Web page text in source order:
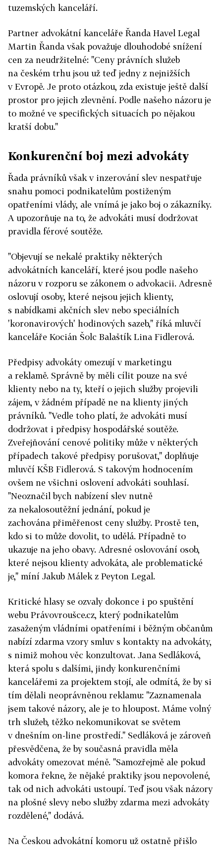
tuzemských kanceláří.
Partner advokátní kanceláře Řanda Havel Legal
Martin Řanda však považuje dlouhodobé snížení
cen za neudržitelné: "Ceny právních služeb
na českém trhu jsou už teď jedny z nejnižších
v Evropě. Je proto otázkou, zda existuje ještě další
prostor pro jejich zlevnění. Podle našeho názoru je
to možné ve specifických situacích po nějakou
kratší dobu."
Konkurenční boj mezi advokáty
Řada právníků však v inzerování slev nespatřuje
snahu pomoci podnikatelům postiženým
opatřeními vlády, ale vnímá je jako boj o zákazníky.
A upozorňuje na to, že advokáti musí dodržovat
pravidla férové soutěže.
"Objevují se nekalé praktiky některých
advokátních kanceláří, které jsou podle našeho
názoru v rozporu se zákonem o advokacii. Adresně
oslovují osoby, které nejsou jejich klienty,
s nabídkami akčních slev nebo speciálních
'koronavirových' hodinových sazeb," říká mluvčí
kanceláře Kocián Šolc Balaštík Lina Fidlerová.
Předpisy advokáty omezují v marketingu
a reklamě. Správně by měli cílit pouze na své
klienty nebo na ty, kteří o jejich služby projevili
zájem, v žádném případě ne na klienty jiných
právníků. "Vedle toho platí, že advokáti musí
dodržovat i předpisy hospodářské soutěže.
Zveřejňování cenové politiky může v některých
případech takové předpisy porušovat," doplňuje
mluvčí KŠB Fidlerová. S takovým hodnocením
ovšem ne všichni oslovení advokáti souhlasí.
"Neoznačil bych nabízení slev nutně
za nekalosoutěžní jednání, pokud je
zachována přiměřenost ceny služby. Prostě ten,
kdo si to může dovolit, to udělá. Případně to
ukazuje na jeho obavy. Adresné oslovování osob,
které nejsou klienty advokáta, ale problematické
je," míní Jakub Málek z Peyton Legal.
Kritické hlasy se ozvaly dokonce i po spuštění
webu Právovroušce.cz, který podnikatelům
zasaženým vládními opatřeními i běžným občanům
nabízí zdarma vzory smluv s kontakty na advokáty,
s nimiž mohou věc konzultovat. Jana Sedláková,
která spolu s dalšími, jindy konkurenčními
kancelářemi za projektem stojí, ale odmítá, že by si
tím dělali neoprávněnou reklamu: "Zaznamenala
jsem takové názory, ale je to hloupost. Máme volný
trh služeb, těžko nekomunikovat se světem
v dnešním on-line prostředí." Sedláková je zároveň
přesvědčena, že by současná pravidla měla
advokáty omezovat méně. "Samozřejmě ale pokud
komora řekne, že nějaké praktiky jsou nepovolené,
tak od nich advokáti ustoupí. Teď jsou však názory
na plošné slevy nebo služby zdarma mezi advokáty
rozdělené," dodává.
Na Českou advokátní komoru už ostatně přišlo